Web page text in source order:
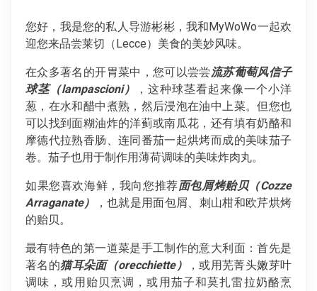
您好，我是您的私人导游彬彬，我和MyWoWo一起欢
迎您来品尝莱切（Lecce）美食的美妙风味。
在众多著名的开胃菜中，您可以尝尝流苏葡萄风信子
球茎（lampascioni）
，这种球茎看起来像一个小洋
葱，在水和醋中煮熟，然后浸泡在油中上菜。但您也
可以找到面糊油炸的洋蓟或南瓜花，还有填有奶酪和
摩德代拉熟香肠、连同番茄一起烘烤而成的美味茄子
卷。茄子也用于制作用薄荷调味的美味炸肉丸。
如果您喜欢海鲜，我向您推荐面包屑烤贻贝（Cozze
Arraganate）
，也就是用面包屑、刺山柑和欧芹烘烤
的贻贝。
最有特色的第一道菜是手工制作的意大利面：首先是
著名的猫耳朵面（orecchiette）
，或用芜菁头嫩芽叶
调味，或用贻贝烹调，或用茄子和莫扎雷拉奶酪烹